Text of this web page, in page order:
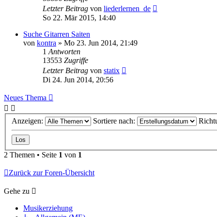
Letzter Beitrag von liederlernen_de
So 22. Mär 2015, 14:40
Suche Gitarren Saiten
von kontra » Mo 23. Jun 2014, 21:49
1 Antworten
13553 Zugriffe
Letzter Beitrag von statix
Di 24. Jun 2014, 20:56
Neues Thema
Anzeigen: Sortiere nach:
2 Themen • Seite 1 von 1
Zurück zur Foren-Übersicht
Gehe zu
Musikerziehung